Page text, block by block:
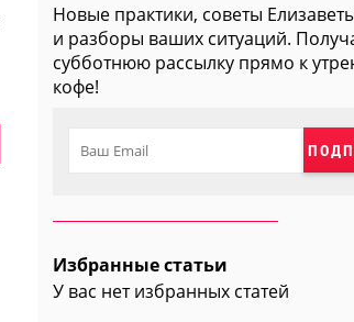
Новые практики, советы
и разборы ваших ситуаций.
субботнюю рассылку прямо к
кофе!
Избранные статьи
У вас нет избранных статей